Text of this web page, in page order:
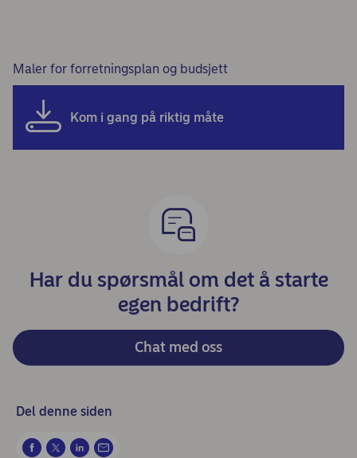
Maler for forretningsplan og budsjett
Kom i gang på riktig måte
Har du spørsmål om det å starte
egen bedrift?
Chat med oss
Del denne siden